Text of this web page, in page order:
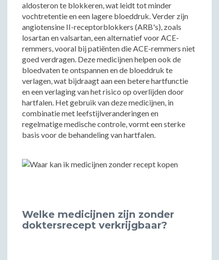
aldosteron te blokkeren, wat leidt tot minder
vochtretentie en een lagere bloeddruk. Verder zijn
angiotensine II-receptorblokkers (ARB's), zoals
losartan en valsartan, een alternatief voor ACE-
remmers, vooral bij patiënten die ACE-remmers niet
goed verdragen. Deze medicijnen helpen ook de
bloedvaten te ontspannen en de bloeddruk te
verlagen, wat bijdraagt aan een betere hartfunctie
en een verlaging van het risico op overlijden door
hartfalen. Het gebruik van deze medicijnen, in
combinatie met leefstijlveranderingen en
regelmatige medische controle, vormt een sterke
basis voor de behandeling van hartfalen.
Welke medicijnen zijn zonder
doktersrecept verkrijgbaar?